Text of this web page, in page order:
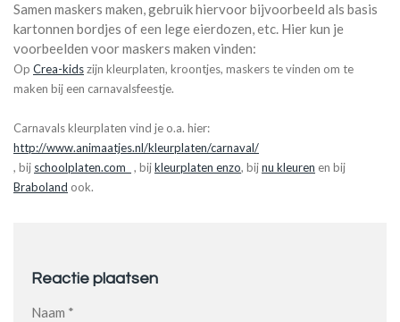
Samen maskers maken, gebruik hiervoor bijvoorbeeld als basis
kartonnen bordjes of een lege eierdozen, etc. Hier kun je
voorbeelden voor maskers maken vinden:
Op Crea-kidszijn kleurplaten, kroontjes, maskers te vinden om te
maken bij een carnavalsfeestje.
Carnavals kleurplaten vind je o.a. hier:
http://www.animaatjes.nl/kleurplaten/carnaval/
, bij schoolplaten.com , bijkleurplaten enzo, bijnu kleuren en bij
Braboland ook.
Reactie plaatsen
Naam *